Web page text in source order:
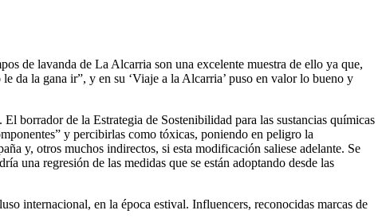
de lavanda de La Alcarria son una excelente muestra de ello ya que,
da la gana ir”, y en su ‘Viaje a la Alcarria’ puso en valor lo bueno y
borrador de la Estrategia de Sostenibilidad para las sustancias químicas
y percibirlas como tóxicas, poniendo en peligro la
y, otros muchos indirectos, si esta modificación saliese adelante. Se
una regresión de las medidas que se están adoptando desde las
internacional, en la época estival. Influencers, reconocidas marcas de